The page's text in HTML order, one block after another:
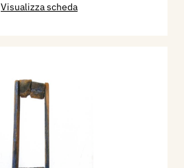
Visualizza scheda